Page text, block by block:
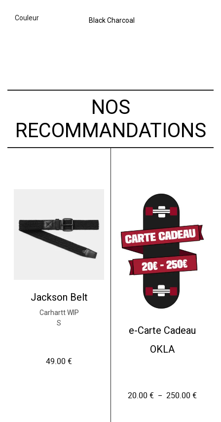
couleur Black Charcoal
NOS
RECOMMANDATIONS
Jackson Belt
Carhartt WIP
S
49.00 €
e-Carte Cadeau
OKLA
20.00 € – 250.00 €P